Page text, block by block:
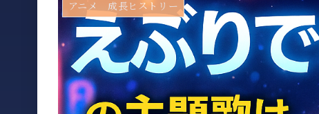
アニメ 成長ヒストリー